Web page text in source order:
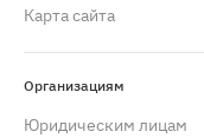
Карта сайта
Организациям
Юридическим лицам